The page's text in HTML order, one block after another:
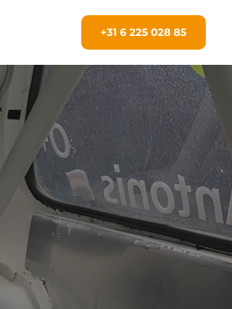
+31 6 225 028 85